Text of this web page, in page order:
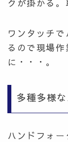
クが掛かる。
ワンタッチ
るので現場
に・・・。
多種多様
ハンドフォ